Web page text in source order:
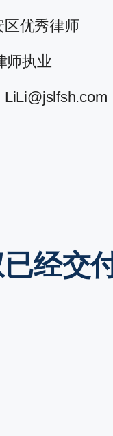
区优秀律师
师执业
经交